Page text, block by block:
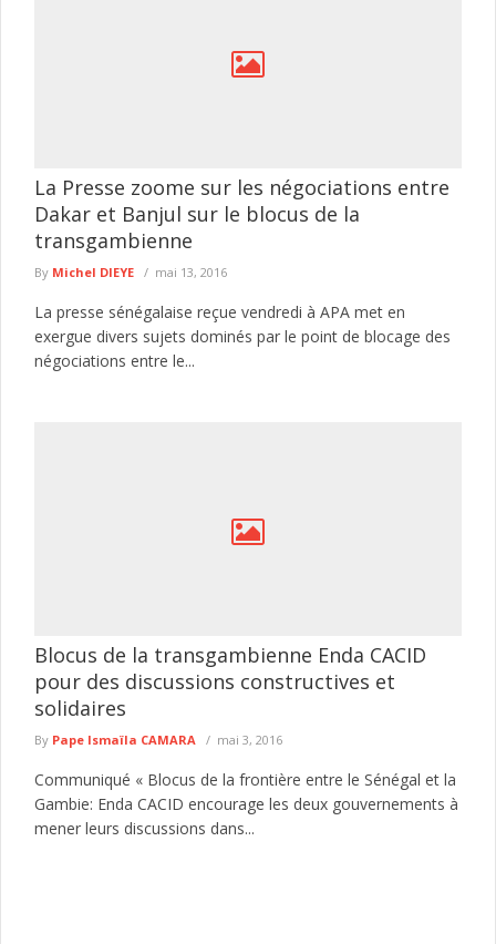
La Presse zoome sur les négociations entre
Dakar et Banjul sur le blocus de la
transgambienne
By Michel DIEYE mai 13, 2016
La presse sénégalaise reçue vendredi à APA met en
exergue divers sujets dominés par le point de blocage des
négociations entre le...
Blocus de la transgambienne Enda CACID
pour des discussions constructives et
solidaires
By Pape Ismaïla CAMARA mai 3, 2016
Communiqué « Blocus de la frontière entre le Sénégal et la
Gambie: Enda CACID encourage les deux gouvernements à
mener leurs discussions dans...